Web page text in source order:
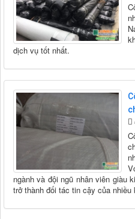
dịch vụ tốt nhất.
ngành và đội ngũ nhân viên giàu
trở thành đối tác tin cậy của